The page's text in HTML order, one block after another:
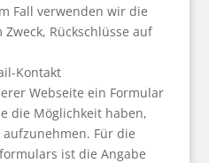
Fall verwenden wir die
Rückschlüsse auf
Kontakt
Webseite ein Formular
die Möglichkeit haben,
Für die
ist die Angabe